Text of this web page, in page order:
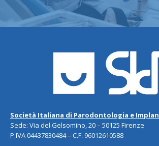
Società Italiana di Parodontologia e
Sede: Via del Gelsomino, 20 – 50125 Firenze
P.IVA 04437830484 – C.F. 96012610588